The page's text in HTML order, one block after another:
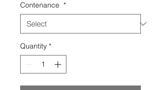
Contenance *
Quantity *